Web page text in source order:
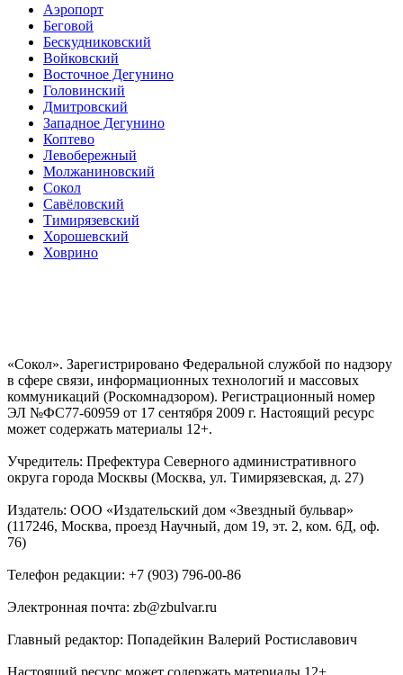
Аэропорт
Беговой
Бескудниковский
Войковский
Восточное Дегунино
Головинский
Дмитровский
Западное Дегунино
Коптево
Левобережный
Молжаниновский
Сокол
Савёловский
Тимирязевский
Хорошевский
Ховрино
«Сокол». Зарегистрировано Федеральной службой по надзору
в сфере связи, информационных технологий и массовых
коммуникаций (Роскомнадзором). Регистрационный номер
ЭЛ №ФС77-60959 от 17 сентября 2009 г. Настоящий ресурс
может содержать материалы 12+.
Учредитель: Префектура Северного административного
округа города Москвы (Москва, ул. Тимирязевская, д. 27)
Издатель: ООО «Издательский дом «Звездный бульвар»
(117246, Москва, проезд Научный, дом 19, эт. 2, ком. 6Д, оф.
76)
Телефон редакции: +7 (903) 796-00-86
Электронная почта: zb@zbulvar.ru
Главный редактор: Попадейкин Валерий Ростиславович
Настоящий ресурс может содержать материалы 12+